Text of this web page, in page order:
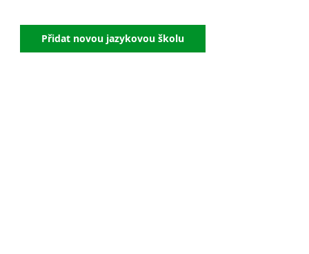
Přidat novou jazykovou školu